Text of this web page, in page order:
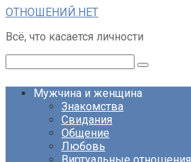
Перейти
контенту
ОТНОШЕНИЙ.НЕТ
Всё, что касается личности
Мужчина и женщина
Знакомства
Свидания
Общение
Любовь